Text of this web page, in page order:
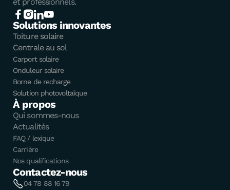
et professionnels.
Solutions innovantes
Toiture solaire
Centrale au sol
Carport solaire
Onduleur solaire
Borne de recharge
Solution photovoltaïque
À propos
Qui sommes-nous
Actualités
FAQ / lexique
Carrière
Nos qualifications
Contactez-nous
04 78 88 16 79